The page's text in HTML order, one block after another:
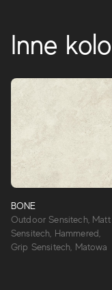
Inne
BONE
Outdoor Sensitech, Matt
Sensitech, Hammered,
Grip Sensitech, Matowa